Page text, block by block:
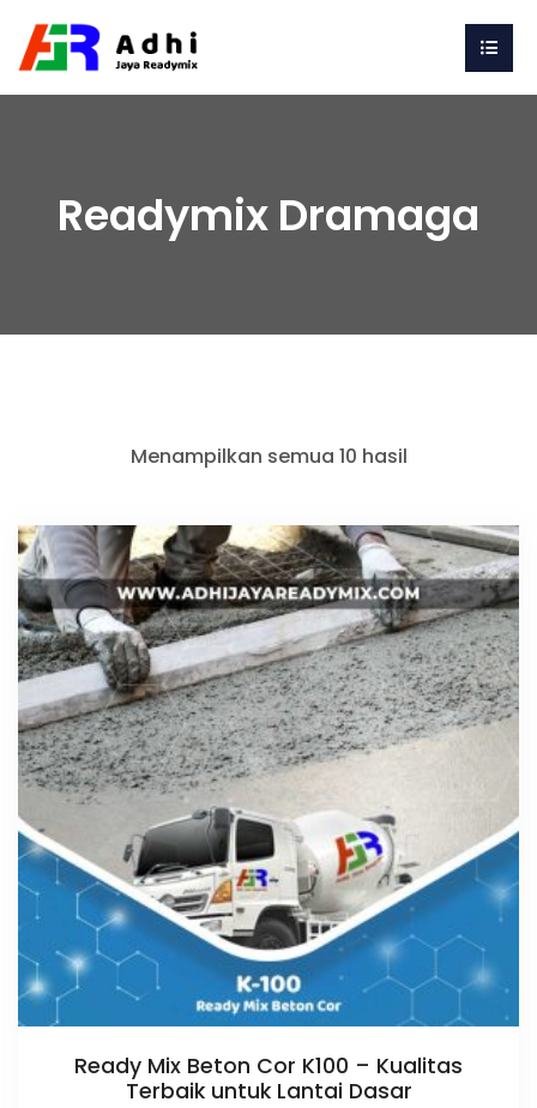
Readymix Dramaga
Menampilkan semua 10 hasil
Ready Mix Beton Cor K100 – Kualitas
Terbaik untuk Lantai Dasar